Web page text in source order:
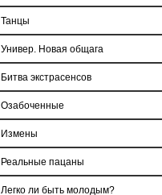
Танцы
Универ. Новая общага
Битва экстрасенсов
Озабоченные
Измены
Реальные пацаны
Легко ли быть молодым?